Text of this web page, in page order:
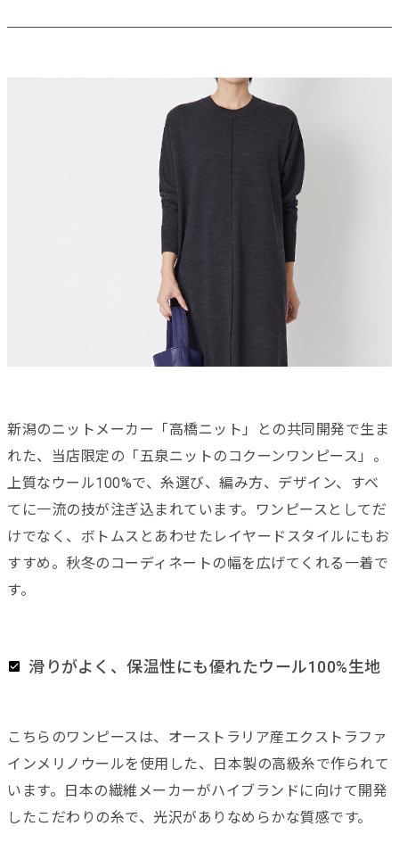
新潟のニットメーカー「高橋ニット」との共同開発で生ま
れた、当店限定の「五泉ニットのコクーンワンピース」。
上質なウール100%で、糸選び、編み方、デザイン、すべ
てに一流の技が注ぎ込まれています。ワンピースとしてだ
けでなく、ボトムスとあわせたレイヤードスタイルにもお
すすめ。秋冬のコーディネートの幅を広げてくれる一着で
す。
滑りがよく、保温性にも優れたウール100%生地
こちらのワンピースは、オーストラリア産エクストラファ
インメリノウールを使用した、日本製の高級糸で作られて
います。日本の繊維メーカーがハイブランドに向けて開発
したこだわりの糸で、光沢がありなめらかな質感です。